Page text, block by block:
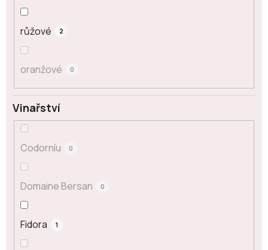
růžové 2
oranžové 0
Vinařství
Codorníu 0
Domaine Bersan 0
Fidora 1